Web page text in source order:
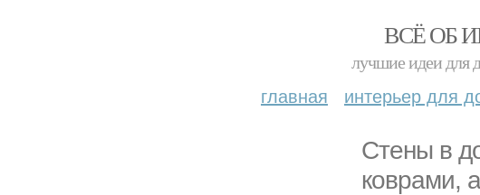
ВСЁ ОБ
лучшие идеи для
главная интерьер для
Стены в
коврами,